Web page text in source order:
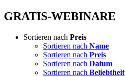
GRATIS-WEBINARE
Sortieren nach Preis
Sortieren nach Name
Sortieren nach Preis
Sortieren nach Datum
Sortieren nach Beliebtheit